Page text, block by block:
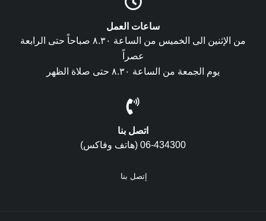
ساعات العمل
من الإثنين الى الخميس من الساعة ٨.٣٠ صباحاً حتى الرابعة
عصراً
يوم الجمعة من الساعة ٨.٣٠ حتى صلاة الظهر
اتصل بنا
06-434300 (هاتف وفاكس)
إتصل بنا